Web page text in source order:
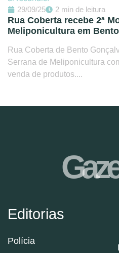
29/09/25 2 min de leitura
Rua Coberta recebe 2ª
Meliponicultura em
Rua Coberta de Bento
Serrana de Meliponicultura
venda de produtos....
Editorias
Polícia